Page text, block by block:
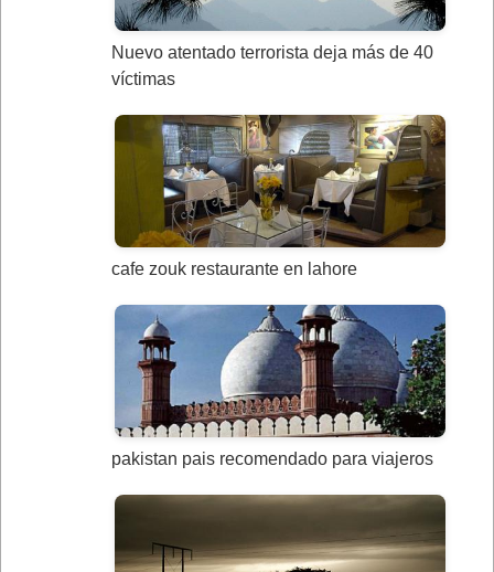
Nuevo atentado terrorista deja más de 40
víctimas
cafe zouk restaurante en lahore
pakistan pais recomendado para viajeros